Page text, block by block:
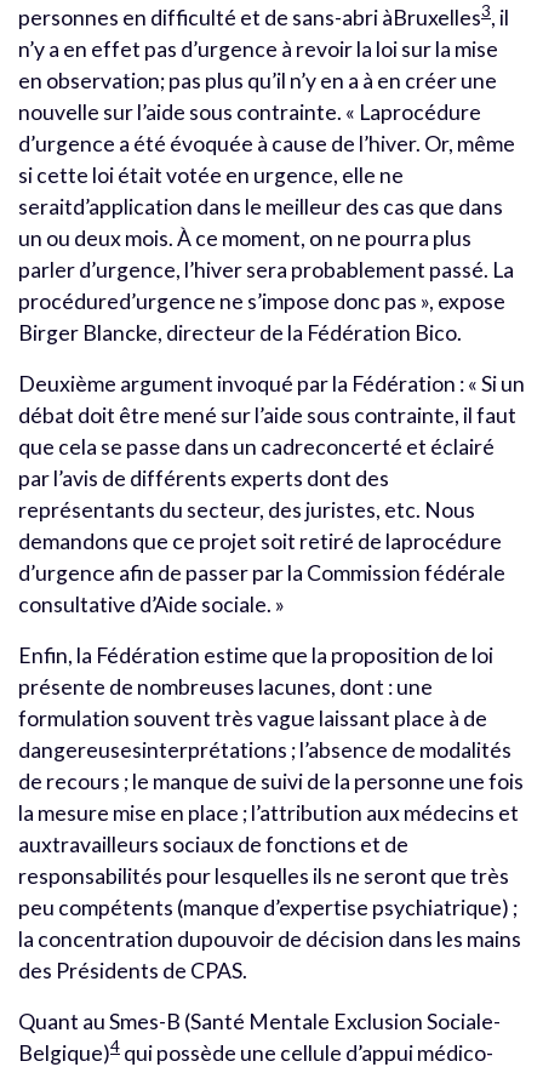
personnes en difficulté et de sans-abri àBruxelles3, il
n’y a en effet pas d’urgence à revoir la loi sur la mise
en observation; pas plus qu’il n’y en a à en créer une
nouvelle sur l’aide sous contrainte. « Laprocédure
d’urgence a été évoquée à cause de l’hiver. Or, même
si cette loi était votée en urgence, elle ne
seraitd’application dans le meilleur des cas que dans
un ou deux mois. À ce moment, on ne pourra plus
parler d’urgence, l’hiver sera probablement passé. La
procédured’urgence ne s’impose donc pas », expose
Birger Blancke, directeur de la Fédération Bico.
Deuxième argument invoqué par la Fédération : « Si un
débat doit être mené sur l’aide sous contrainte, il faut
que cela se passe dans un cadreconcerté et éclairé
par l’avis de différents experts dont des
représentants du secteur, des juristes, etc. Nous
demandons que ce projet soit retiré de laprocédure
d’urgence afin de passer par la Commission fédérale
consultative d’Aide sociale. »
Enfin, la Fédération estime que la proposition de loi
présente de nombreuses lacunes, dont : une
formulation souvent très vague laissant place à de
dangereusesinterprétations ; l’absence de modalités
de recours ; le manque de suivi de la personne une fois
la mesure mise en place ; l’attribution aux médecins et
auxtravailleurs sociaux de fonctions et de
responsabilités pour lesquelles ils ne seront que très
peu compétents (manque d’expertise psychiatrique) ;
la concentration dupouvoir de décision dans les mains
des Présidents de CPAS.
Quant au Smes-B (Santé Mentale Exclusion Sociale-
Belgique)4 qui possède une cellule d’appui médico-